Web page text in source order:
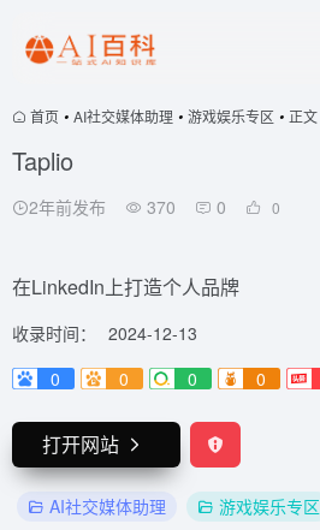
首页 • AI社交媒体助理 • 游戏娱乐专区 • 正文
Taplio
2年前发布 370 0 0
在LinkedIn上打造个人品牌
收录时间：
2024-12-13
0
0 0 0
打开网站
AI社交媒体助理 游戏娱乐专区